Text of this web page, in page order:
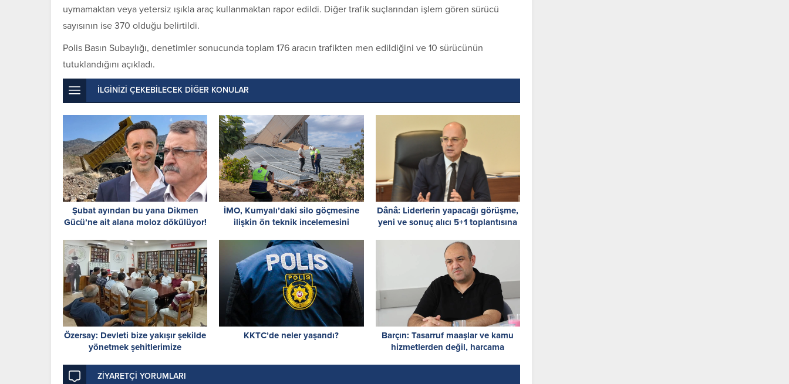
uymamaktan veya yetersiz ışıkla araç kullanmaktan rapor edildi. Diğer trafik suçlarından işlem gören sürücü
sayısının ise 370 olduğu belirtildi.
Polis Basın Subaylığı, denetimler sonucunda toplam 176 aracın trafikten men edildiğini ve 10 sürücünün
tutuklandığını açıkladı.
İLGİNİZİ ÇEKEBİLECEK DİĞER KONULAR
Şubat ayından bu yana Dikmen
Gücü’ne ait alana moloz dökülüyor!
İMO, Kumyalı’daki silo göçmesine
ilişkin ön teknik incelemesini
Dânâ: Liderlerin yapacağı görüşme,
yeni ve sonuç alıcı 5+1 toplantısına
Özersay: Devleti bize yakışır şekilde
yönetmek şehitlerimize
KKTC’de neler yaşandı?
Barçın: Tasarruf maaşlar ve kamu
hizmetlerden değil, harcama
ZİYARETÇİ YORUMLARI